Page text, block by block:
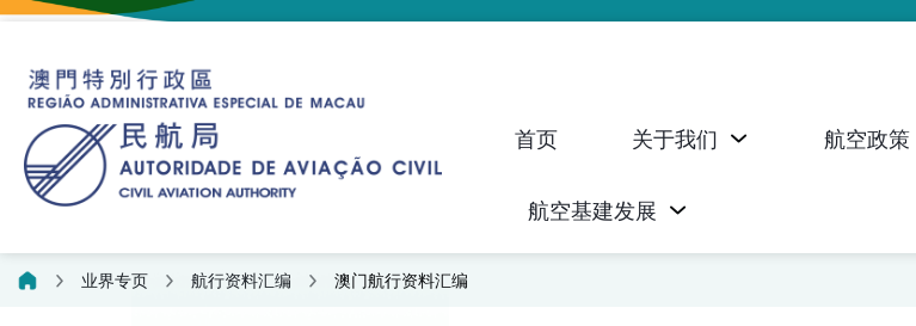
首页 关于我们 航空政策
航空基建发展
业界专页 航行资料汇编 澳门航行资料汇编